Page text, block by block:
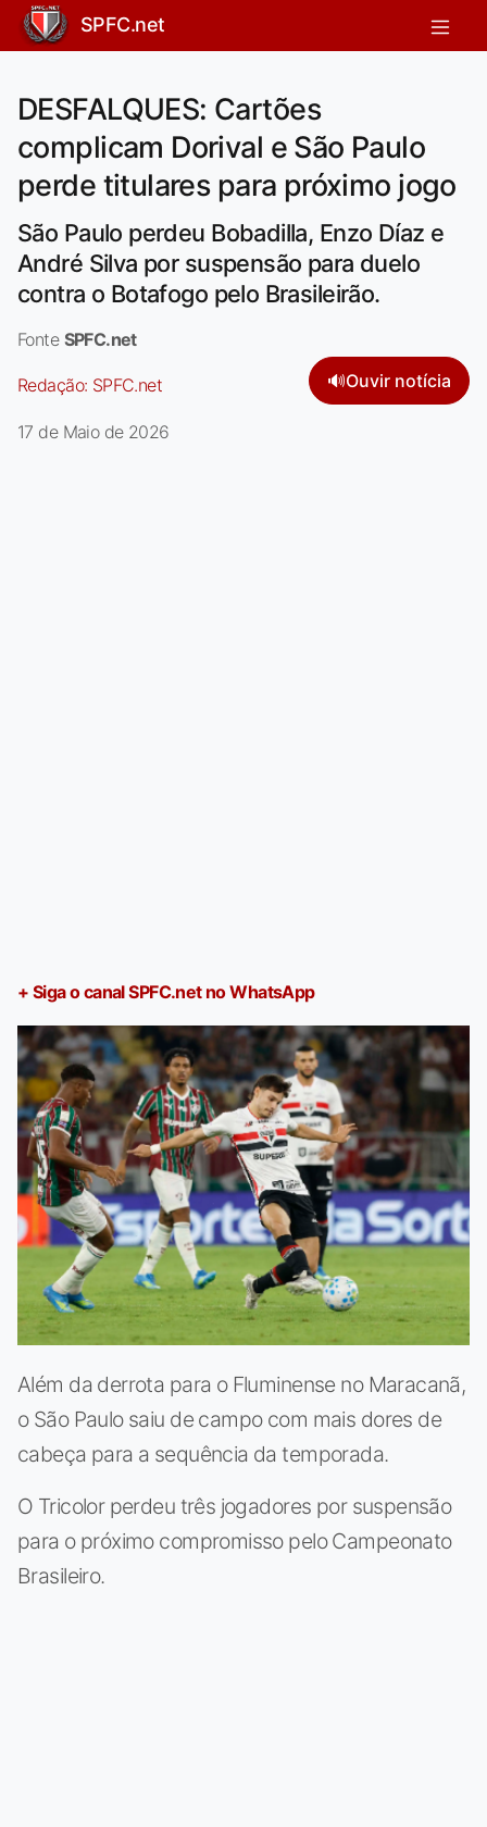
SPFC.net
DESFALQUES: Cartões
complicam Dorival e São Paulo
perde titulares para próximo jogo
São Paulo perdeu Bobadilla, Enzo Díaz e
André Silva por suspensão para duelo
contra o Botafogo pelo Brasileirão.
Fonte SPFC.net
Redação: SPFC.net 🔊Ouvir notícia
17 de Maio de 2026
+ Siga o canal SPFC.net no WhatsApp
Além da derrota para o Fluminense no Maracanã,
o São Paulo saiu de campo com mais dores de
cabeça para a sequência da temporada.
O Tricolor perdeu três jogadores por suspensão
para o próximo compromisso pelo Campeonato
Brasileiro.